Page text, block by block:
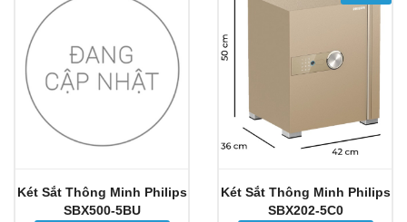
Két Sắt Thông Minh Philips
SBX500-5BU
Két Sắt Thông Minh Philips
SBX202-5C0